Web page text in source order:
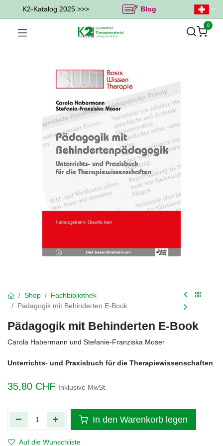
K2-Katalog 2025 >>> Blog
0
Shop
Fachbibliothek
Pädagogik mit Behinderten E-Book
Pädagogik mit Behinderten E-Book
Carola Habermann und Stefanie-Franziska Moser
Unterrichts- und Praxisbuch für die Therapiewissenschaften
35,80 CHF Inklusive MwSt.
In den Warenkorb legen
Auf die Wunschliste